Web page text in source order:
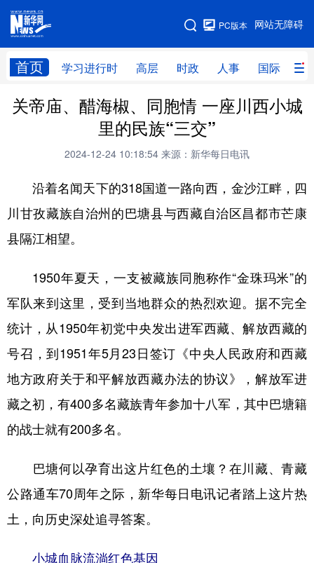
网站无障碍
PC版本
首页 学习进行时 高层 时政 人事 国际 财
网站地图
学习进行时 高层 时政 人事
财经 网评
科技 科创 量子 体育
文化 书画 健康 军事
法律 中央文件 金融 汽车
食品 人居 信息化 数字经济
彩票 娱乐 时尚 悦读
公益 一带一路
地方频道
关帝庙、醋海椒、同胞情 一座川西小城
里的民族“三交”
2024-12-24 10:18:54 来源：新华每日电讯
沿着名闻天下的318国道一路向西，金沙江畔，四
川甘孜藏族自治州的巴塘县与西藏自治区昌都市芒康
县隔江相望。
1950年夏天，一支被藏族同胞称作“金珠玛米”的
军队来到这里，受到当地群众的热烈欢迎。据不完全
统计，从1950年初党中央发出进军西藏、解放西藏的
号召，到1951年5月23日签订《中央人民政府和西藏
地方政府关于和平解放西藏办法的协议》，解放军进
藏之初，有400多名藏族青年参加十八军，其中巴塘籍
的战士就有200多名。
巴塘何以孕育出这片红色的土壤？在川藏、青藏
公路通车70周年之际，新华每日电讯记者踏上这片热
土，向历史深处追寻答案。
小城血脉流淌红色基因